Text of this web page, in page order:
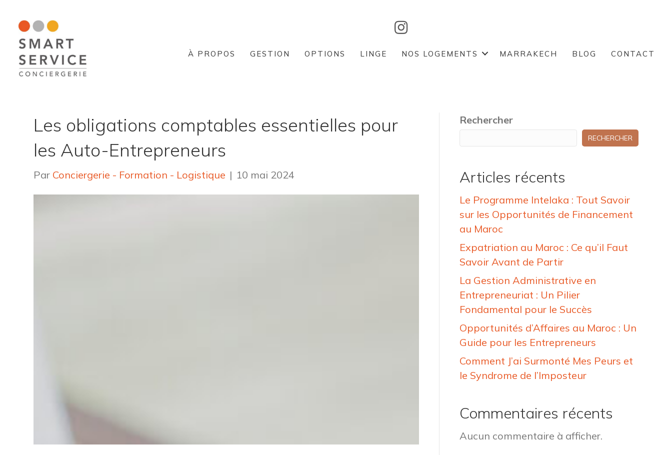
À PROPOS GESTION OPTIONS LINGE NOS LOGEMENTS MARRAKECH BLOG CONTACT
Les obligations comptables essentielles pour
les Auto-Entrepreneurs
Par Conciergerie - Formation - Logistique | 10 mai 2024
Rechercher
RECHERCHER
Articles récents
Le Programme Intelaka : Tout Savoir
sur les Opportunités de Financement
au Maroc
Expatriation au Maroc : Ce qu’il Faut
Savoir Avant de Partir
La Gestion Administrative en
Entrepreneuriat : Un Pilier
Fondamental pour le Succès
Opportunités d’Affaires au Maroc : Un
Guide pour les Entrepreneurs
Comment J’ai Surmonté Mes Peurs et
le Syndrome de l’Imposteur
Commentaires récents
Aucun commentaire à afficher.